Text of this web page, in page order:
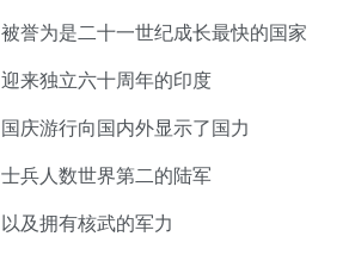
被誉为是二十一世纪成长最快的国家
迎来独立六十周年的印度
国庆游行向国内外显示了国力
士兵人数世界第二的陆军
以及拥有核武的军力